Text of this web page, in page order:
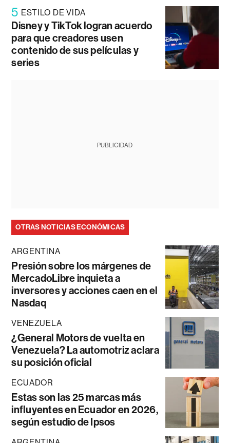
5 ESTILO DE VIDA
Disney y TikTok logran acuerdo
para que creadores usen
contenido de sus películas y
series
PUBLICIDAD
OTRAS NOTICIAS ECONÓMICAS
ARGENTINA
Presión sobre los márgenes de
MercadoLibre inquieta a
inversores y acciones caen en el
Nasdaq
VENEZUELA
¿General Motors de vuelta en
Venezuela? La automotriz aclara
su posición oficial
ECUADOR
Estas son las 25 marcas más
influyentes en Ecuador en 2026,
según estudio de Ipsos